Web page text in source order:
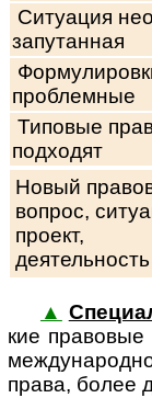
Ситуация
запутанная
проблемные
Типовые
подходят
Новый
вопрос,
про­ект,
деятельность
▲
кие пра­во­вые
права, более